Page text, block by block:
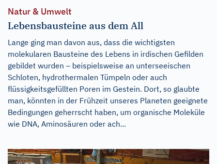
Natur & Umwelt
Lebensbausteine aus dem All
Lange ging man davon aus, dass die wichtigsten
molekularen Bausteine des Lebens in irdischen Gefilden
gebildet wurden – beispielsweise an unterseeischen
Schloten, hydrothermalen Tümpeln oder auch
flüssigkeitsgefüllten Poren im Gestein. Dort, so glaubte
man, könnten in der Frühzeit unseres Planeten geeignete
Bedingungen geherrscht haben, um organische Moleküle
wie DNA, Aminosäuren oder ach...